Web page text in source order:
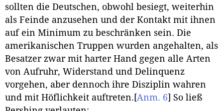
sollten die Deutschen, obwohl besiegt, weiterhin
als Feinde anzusehen und der Kontakt mit ihnen
auf ein Minimum zu beschränken sein. Die
amerikanischen Truppen wurden angehalten, als
Besatzer zwar mit harter Hand gegen alle Arten
von Aufruhr, Widerstand und Delinquenz
vorgehen, aber dennoch ihre Disziplin wahren
und mit Höflichkeit auftreten. [Anm. 6] So ließ